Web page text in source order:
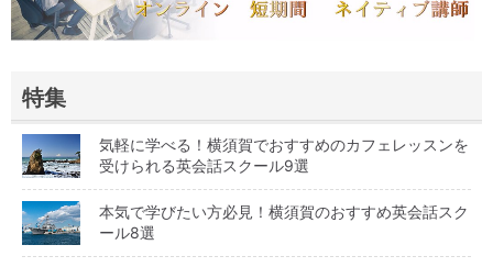
特集
気軽に学べる！横須賀でおすすめのカフェレッスンを
受けられる英会話スクール9選
本気で学びたい方必見！横須賀のおすすめ英会話スク
ール8選